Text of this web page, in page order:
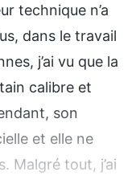
technique n’a
dans le travail
j’ai vu que la
calibre et
son
et elle ne
Malgré tout, j’ai